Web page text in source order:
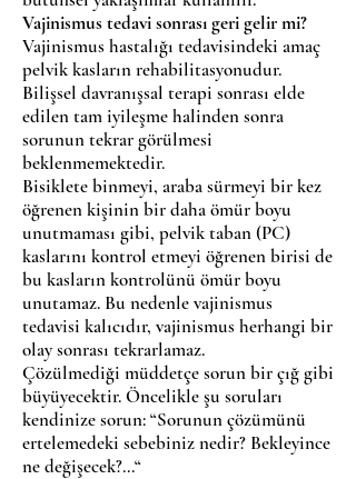
Vajinismus tedavi sonrası geri gelir mi?
Vajinismus hastalığı tedavisindeki amaç
pelvik kasların rehabilitasyonudur.
Bilişsel davranışsal terapi sonrası elde
edilen tam iyileşme halinden sonra
sorunun tekrar görülmesi
beklenmemektedir.
Bisiklete binmeyi, araba sürmeyi bir kez
öğrenen kişinin bir daha ömür boyu
unutmaması gibi, pelvik taban (PC)
kaslarını kontrol etmeyi öğrenen birisi de
bu kasların kontrolünü ömür boyu
unutamaz. Bu nedenle vajinismus
tedavisi kalıcıdır, vajinismus herhangi bir
olay sonrası tekrarlamaz.
Çözülmediği müddetçe sorun bir çığ gibi
büyüyecektir. Öncelikle şu soruları
kendinize sorun: “Sorunun çözümünü
ertelemedeki sebebiniz nedir? Bekleyince
ne değişecek?...“